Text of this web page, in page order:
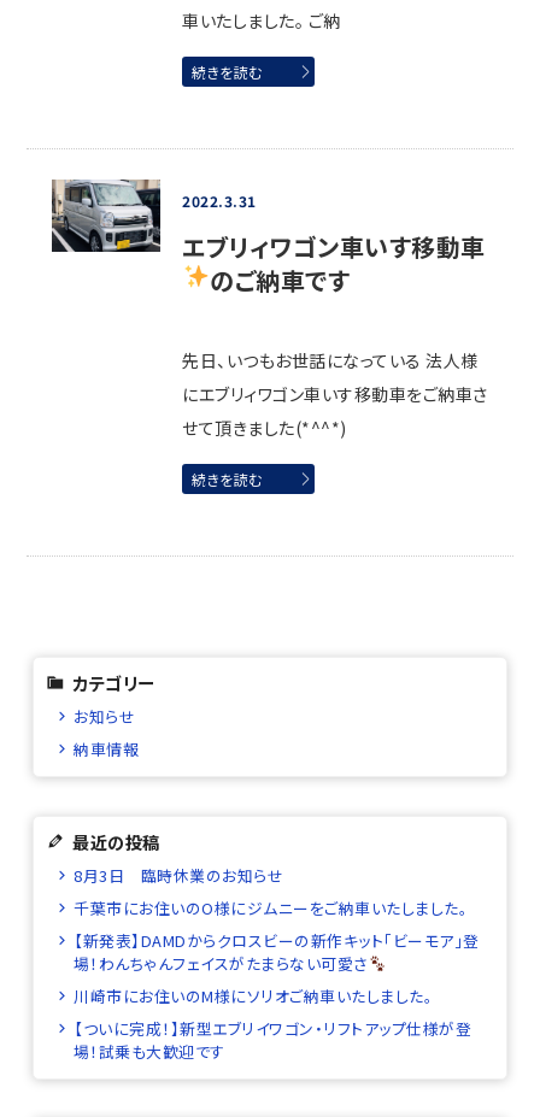
車いたしました。 ご納
続きを読む
2022.3.31
エブリィワゴン車いす移動車
のご納車です
先日、いつもお世話になっている 法人様
にエブリィワゴン車いす移動車をご納車さ
せて頂きました(*^^*)
続きを読む
カテゴリー
お知らせ
納車情報
最近の投稿
8月3日 臨時休業のお知らせ
千葉市にお住いのO様にジムニーをご納車いたしました。
【新発表】DAMDからクロスビーの新作キット「ビーモア」登
場！わんちゃんフェイスがたまらない可愛さ
川崎市にお住いのM様にソリオご納車いたしました。
【ついに完成！】新型エブリイワゴン・リフトアップ仕様が登
場！試乗も大歓迎です